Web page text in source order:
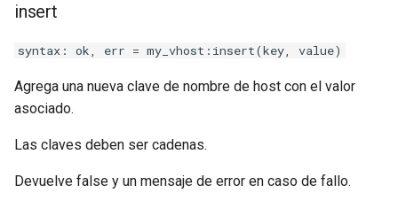
hmac-secure-link
insert
syntax: ok, err = my_vhost:insert(key, value)
Agrega una nueva clave de nombre de host con el valor
asociado.
Las claves deben ser cadenas.
Devuelve false y un mensaje de error en caso de fallo.